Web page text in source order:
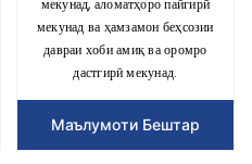
мекунад, аломатҳоро пайгирӣ
мекунад ва ҳамзамон беҳсозии
давраи хоби амиқ ва оромро
дастгирӣ мекунад.
Маълумоти Бештар